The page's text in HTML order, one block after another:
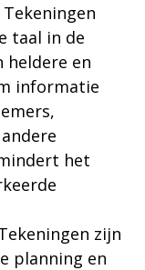
Tekeningen
taal in de
heldere en
informatie
het
zijn
planning en